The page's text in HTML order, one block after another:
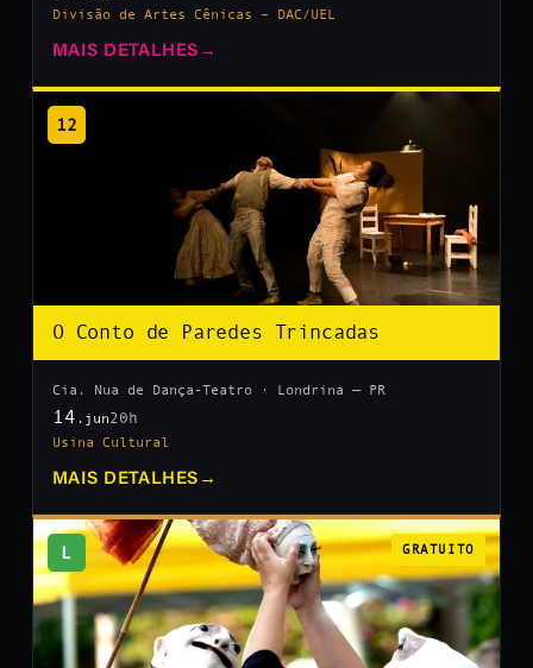
Divisão de Artes Cênicas – DAC/UEL
MAIS DETALHES →
12
O Conto de Paredes Trincadas
Cia. Nua de Dança-Teatro · Londrina — PR
14 .jun20h
Usina Cultural
MAIS DETALHES →
L GRATUITO